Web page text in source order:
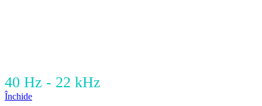
40 Hz - 22 kHz
Închide